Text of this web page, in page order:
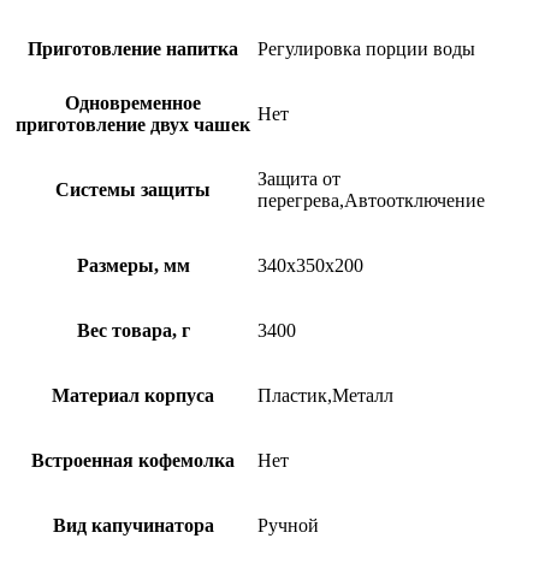
Приготовление напитка Регулировка порции воды
Одновременное
приготовление двух чашек
Нет
Системы защиты
Защита от
перегрева,Автоотключение
Размеры, мм 340х350х200
Вес товара, г 3400
Материал корпуса Пластик,Металл
Встроенная кофемолка Нет
Вид капучинатора Ручной